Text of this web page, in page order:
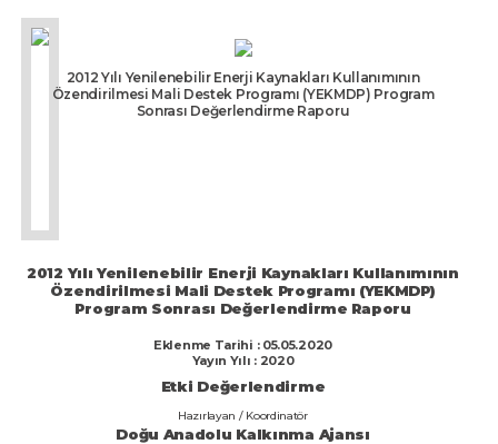
2012 Yılı Yenilenebilir Enerji Kaynakları Kullanımının
Özendirilmesi Mali Destek Programı (YEKMDP) Program
Sonrası Değerlendirme Raporu
2012 Yılı Yenilenebilir Enerji Kaynakları Kullanımının
Özendirilmesi Mali Destek Programı (YEKMDP)
Program Sonrası Değerlendirme Raporu
Eklenme Tarihi : 05.05.2020
Yayın Yılı : 2020
Etki Değerlendirme
Hazırlayan / Koordinatör
Doğu Anadolu Kalkınma Ajansı